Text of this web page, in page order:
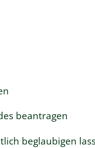
beantragen
beglaubigen